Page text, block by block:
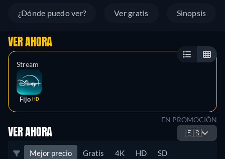
¿Dónde puedo ver? Ver gratis Sinopsis
VER AHORA
Stream
Fijo HD
EN PROMOCIÓN
VER AHORA 🇪🇸
Mejor precio Gratis 4K HD SD